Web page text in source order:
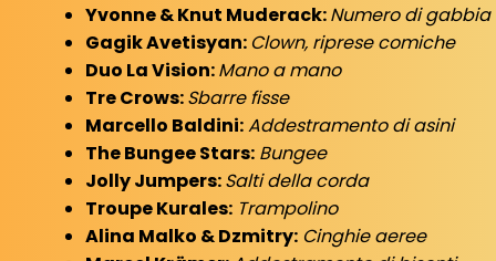
Yvonne & Knut Muderack:Numero di
Gagik Avetisyan: Clown, riprese comiche
Duo La Vision:Mano a mano
Tre Crows:Sbarre fisse
Marcello Baldini:Addestramento di asini
The Bungee Stars: Bungee
Jolly Jumpers:Salti della corda
Troupe Kurales: Trampolino
Alina Malko & Dzmitry: Cinghie aeree